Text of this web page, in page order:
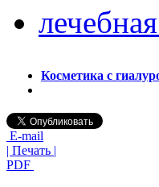
Косметика с
E-mail
| Печать |
PDF